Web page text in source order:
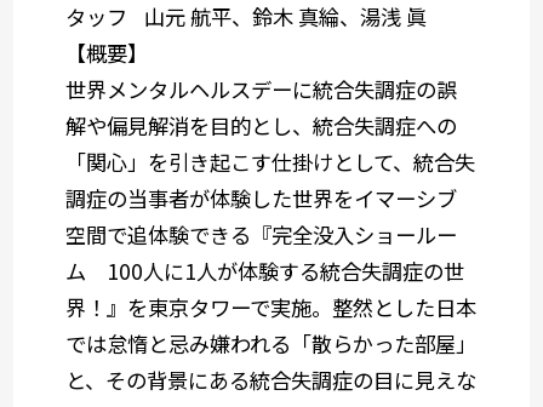
タッフ
山元 航平、鈴木 真綸、湯浅 眞
【概要】
世界メンタルヘルスデーに統合失調症の誤
解や偏見解消を目的とし、統合失調症への
「関心」を引き起こす仕掛けとして、統合失
調症の当事者が体験した世界をイマーシブ
空間で追体験できる『完全没入ショールー
ム 100人に1人が体験する統合失調症の世
界！』を東京タワーで実施。整然とした日本
では怠惰と忌み嫌われる「散らかった部屋」
と、その背景にある統合失調症の目に見えな